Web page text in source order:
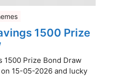
1500 Prize
1500 Prize Bond Draw
15-05-2026 and lucky